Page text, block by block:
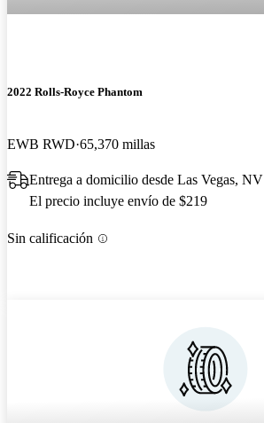
2022 Rolls-Royce Phantom
EWB RWD 65,370 millas
Entrega a domicilio desde Las Vegas, NV
El precio incluye envío de $219
Sin calificación